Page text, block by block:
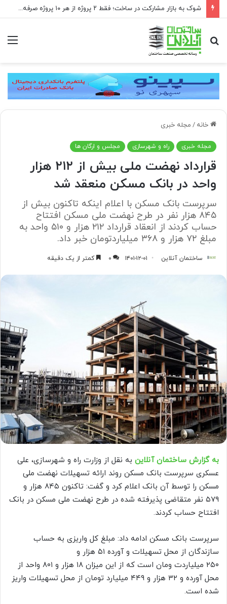
شوک به بازار مشارکت در ساخت؛ فقط ۲ پروژه از هر ۱۰ پروژه صرفه اقتصادی دارد
جستجو
برای
خانه / مجله خبری
مجله خبری راه و شهرسازی مجلس و ارگان ها
قرارداد نهضت ملی بیش از ۲۱۲ هزار
واحد در بانک مسکن منعقد شد
سرپرست بانک مسکن با اعلام اینکه تاکنون بیش از
۸۴۵ هزار نفر در طرح نهضت ملی مسکن افتتاح
حساب کردند از انعقاد قرارداد ۲۱۲ هزار و ۵۱۰ واحد به
مبلغ ۷۲ هزار و ۳۶۸ میلیاردتومان خبر داد.
ساختمان آنلاین ۱۴۰۱-۱۲-۰۱ ۰ کمتر از یک دقیقه
به گزارش ساختمان آنلاین به نقل از وزارت راه و شهرسازی، علی
عسکری سرپرست بانک مسکن روند ارائه تسهیلات نهضت ملی
مسکن را توسط آن بانک اعلام کرد و گفت: تاکنون ۸۴۵ هزار و
۵۷۹ نفر متقاضی پذیرفته شده در طرح نهضت ملی مسکن در بانک
افتتاح حساب کردند.
سرپرست بانک مسکن ادامه داد: مبلغ کل واریزی به حساب
سازندگان از محل تسهیلات و آورده ۵۱ هزار و
۲۵۰ میلیاردت ومان است که از این میزان ۱۸ هزار و ۸۰۱ واحد از
محل آورده و ۳۲ هزار و ۴۴۹ میلیارد تومان از محل تسهیلات واریز
شده است.